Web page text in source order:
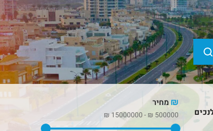
₪ מחיר
500000
₪
-
15000000
₪